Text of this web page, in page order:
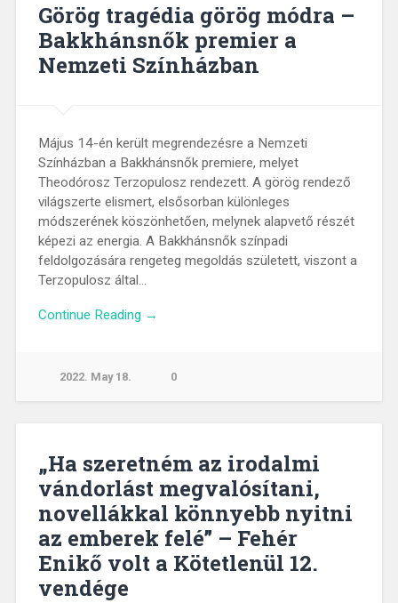
Görög tragédia görög módra –
Bakkhánsnők premier a
Nemzeti Színházban
Május 14-én került megrendezésre a Nemzeti
Színházban a Bakkhánsnők premiere, melyet
Theodórosz Terzopulosz rendezett. A görög rendező
világszerte elismert, elsősorban különleges
módszerének köszönhetően, melynek alapvető részét
képezi az energia. A Bakkhánsnők színpadi
feldolgozására rengeteg megoldás született, viszont a
Terzopulosz által…
Continue Reading →
2022. May 18. 0
„Ha szeretném az irodalmi
vándorlást megvalósítani,
novellákkal könnyebb nyitni
az emberek felé” – Fehér
Enikő volt a Kötetlenül 12.
vendége